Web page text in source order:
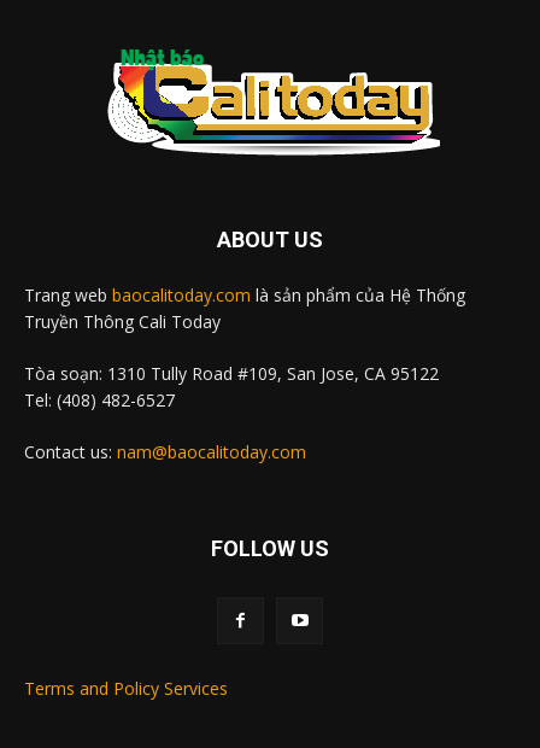
ABOUT US
Trang web baocalitoday.com là sản phẩm của Hệ Thống
Truyền Thông Cali Today
Tòa soạn: 1310 Tully Road #109, San Jose, CA 95122
Tel: (408) 482-6527
Contact us: nam@baocalitoday.com
FOLLOW US
Terms and Policy Services